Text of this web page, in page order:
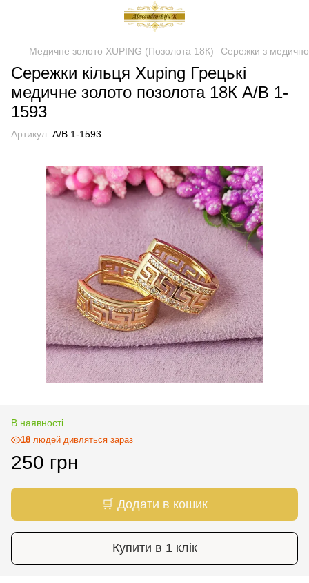
Медичне золото XUPING (Позолота 18К) Сережки з
Сережки кільця Xuping Грецькі
медичне золото позолота 18К А/В 1-
1593
Артикул: А/В 1-1593
В наявності
18 людей дивляться зараз
250 грн
🛒 Додати в кошик
Купити в 1 клік